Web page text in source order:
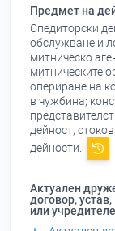
Предмет на
Спедиторски
обслужване и
митническо
митническите
опериране на
в чужбина;
дейност,
дейности.
Актуален
договор, устав,
или